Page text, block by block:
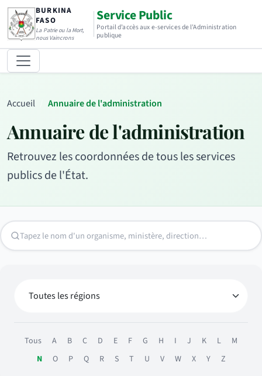
BURKINA
FASO
La Patrie ou la Mort,
nous Vaincrons
Service Public
Portail d’accès aux e-services de l’Administration
publique
Accueil Annuaire de l'administration
Annuaire de l'administration
Retrouvez les coordonnées de tous les services
publics de l'État.
Tous A B C D E F G H I J K L
M
N
O P Q R S T U V W X Y Z